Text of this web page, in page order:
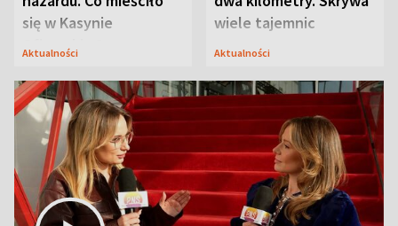
się w Kasynie
Oficerskim?
Aktualności
wiele tajemnic
Aktualności